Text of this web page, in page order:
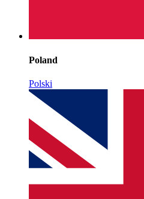
Poland
Polski